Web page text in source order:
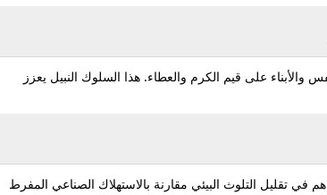
على قيم الكرم والعطاء. هذا السلوك النبيل يعزز
تقليل التلوث البيئي مقارنة بالاستهلاك الصناعي المفرط